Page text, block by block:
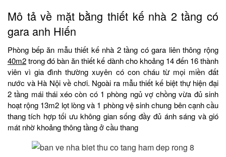
Mô tả về mặt bằng thiết kế nhà 2 tầng có
gara anh Hiến
Phòng bếp ăn mẫu thiết kế nhà 2 tầng có gara liên thông rộng
40m2trong đó bàn ăn thiết kế dành cho khoảng 14 đến 16 thành
viên vì gia đình thường xuyên có con cháu từ mọi miền đất
nước và Hà Nội về chơi. Ngoài ra mẫu thiết kế biệt thự hiện đại
2 tầng mái thái xéo còn có 1 phòng ngủ vợ chồng vừa đủ sinh
hoạt rộng 13m2 lọt lòng và 1 phòng vệ sinh chung bên cạnh cầu
thang tích hợp tối ưu không gian sống đầy đủ ánh sáng và gió
mát nhờ khoảng thông tầng ở cầu thang